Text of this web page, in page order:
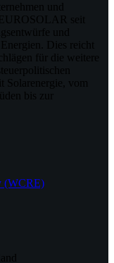
und
seit
und
Dies reicht
für die weitere
Solarenergie, vom
bis zur
(WCRE)